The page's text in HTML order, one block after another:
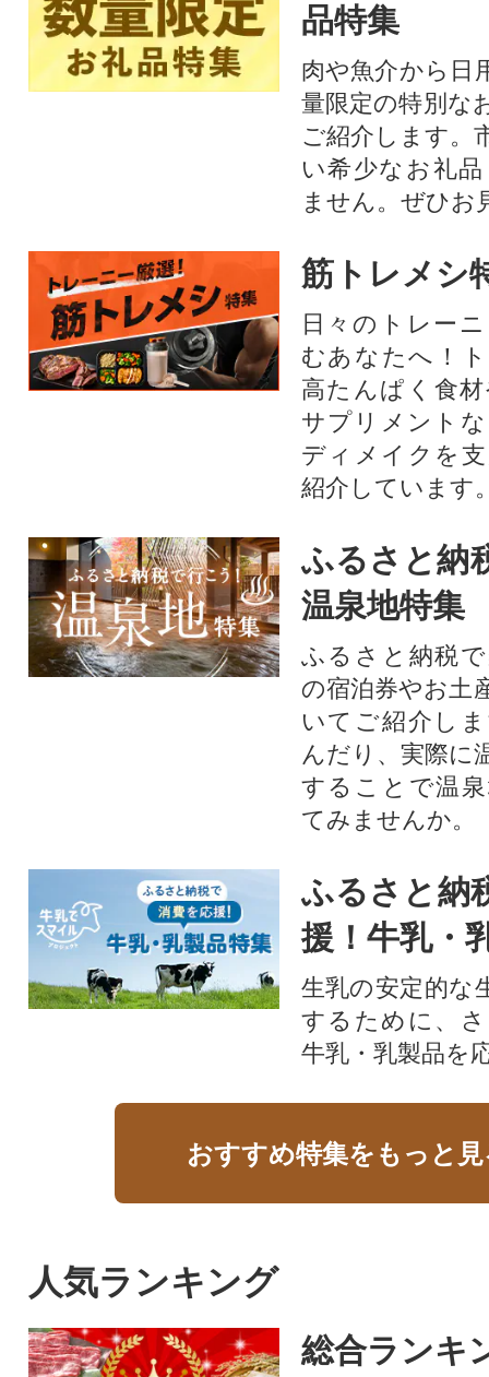
品特集
肉や魚介から日
量限定の特別な
ご紹介します。
い希少なお礼
ません。ぜひお
筋トレメシ
日々のトレー
むあなたへ！
高たんぱく食
サプリメント
ディメイクを
紹介しています
ふるさと納
温泉地特集
ふるさと納税
の宿泊券やお土
いてご紹介し
んだり、実際に
することで温
てみませんか。
ふるさと納
援！牛乳・
生乳の安定的な
するために、
牛乳・乳製品を
おすすめ特集をもっと
人気ランキング
総合ランキ